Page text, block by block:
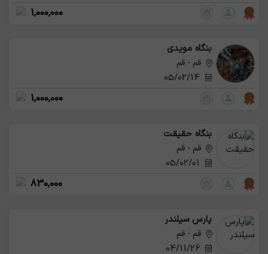
1,000,000
بنگاه مویدی
قم - قم
05/02/14
1,000,000
بنگاه حقیقت
قم - قم
830,000
پارس سیلندر
قم - قم
04/11/26